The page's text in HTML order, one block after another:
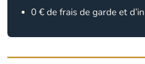
0 € de frais de garde et